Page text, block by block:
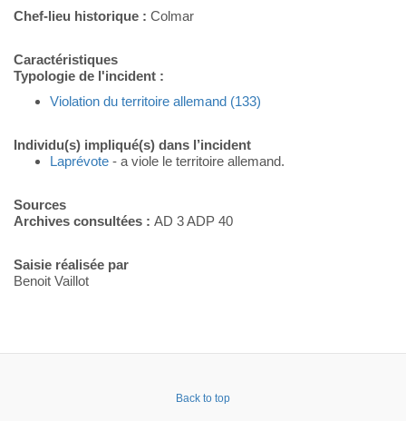
Chef-lieu historique : Colmar
Caractéristiques
Typologie de l'incident :
Violation du territoire allemand (133)
Individu(s) impliqué(s) dans l’incident
Laprévote - a viole le territoire allemand.
Sources
Archives consultées : AD 3 ADP 40
Saisie réalisée par
Benoit Vaillot
Back to top